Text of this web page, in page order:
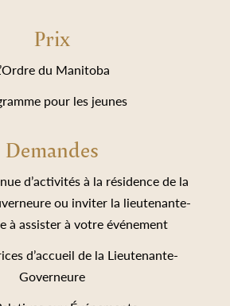
Prix
du Manitoba
pour les jeunes
Demandes
d’activités à la résidence de la
ou inviter la lieutenante-
à assister à votre événement
d’accueil de la Lieutenante-
Governeure